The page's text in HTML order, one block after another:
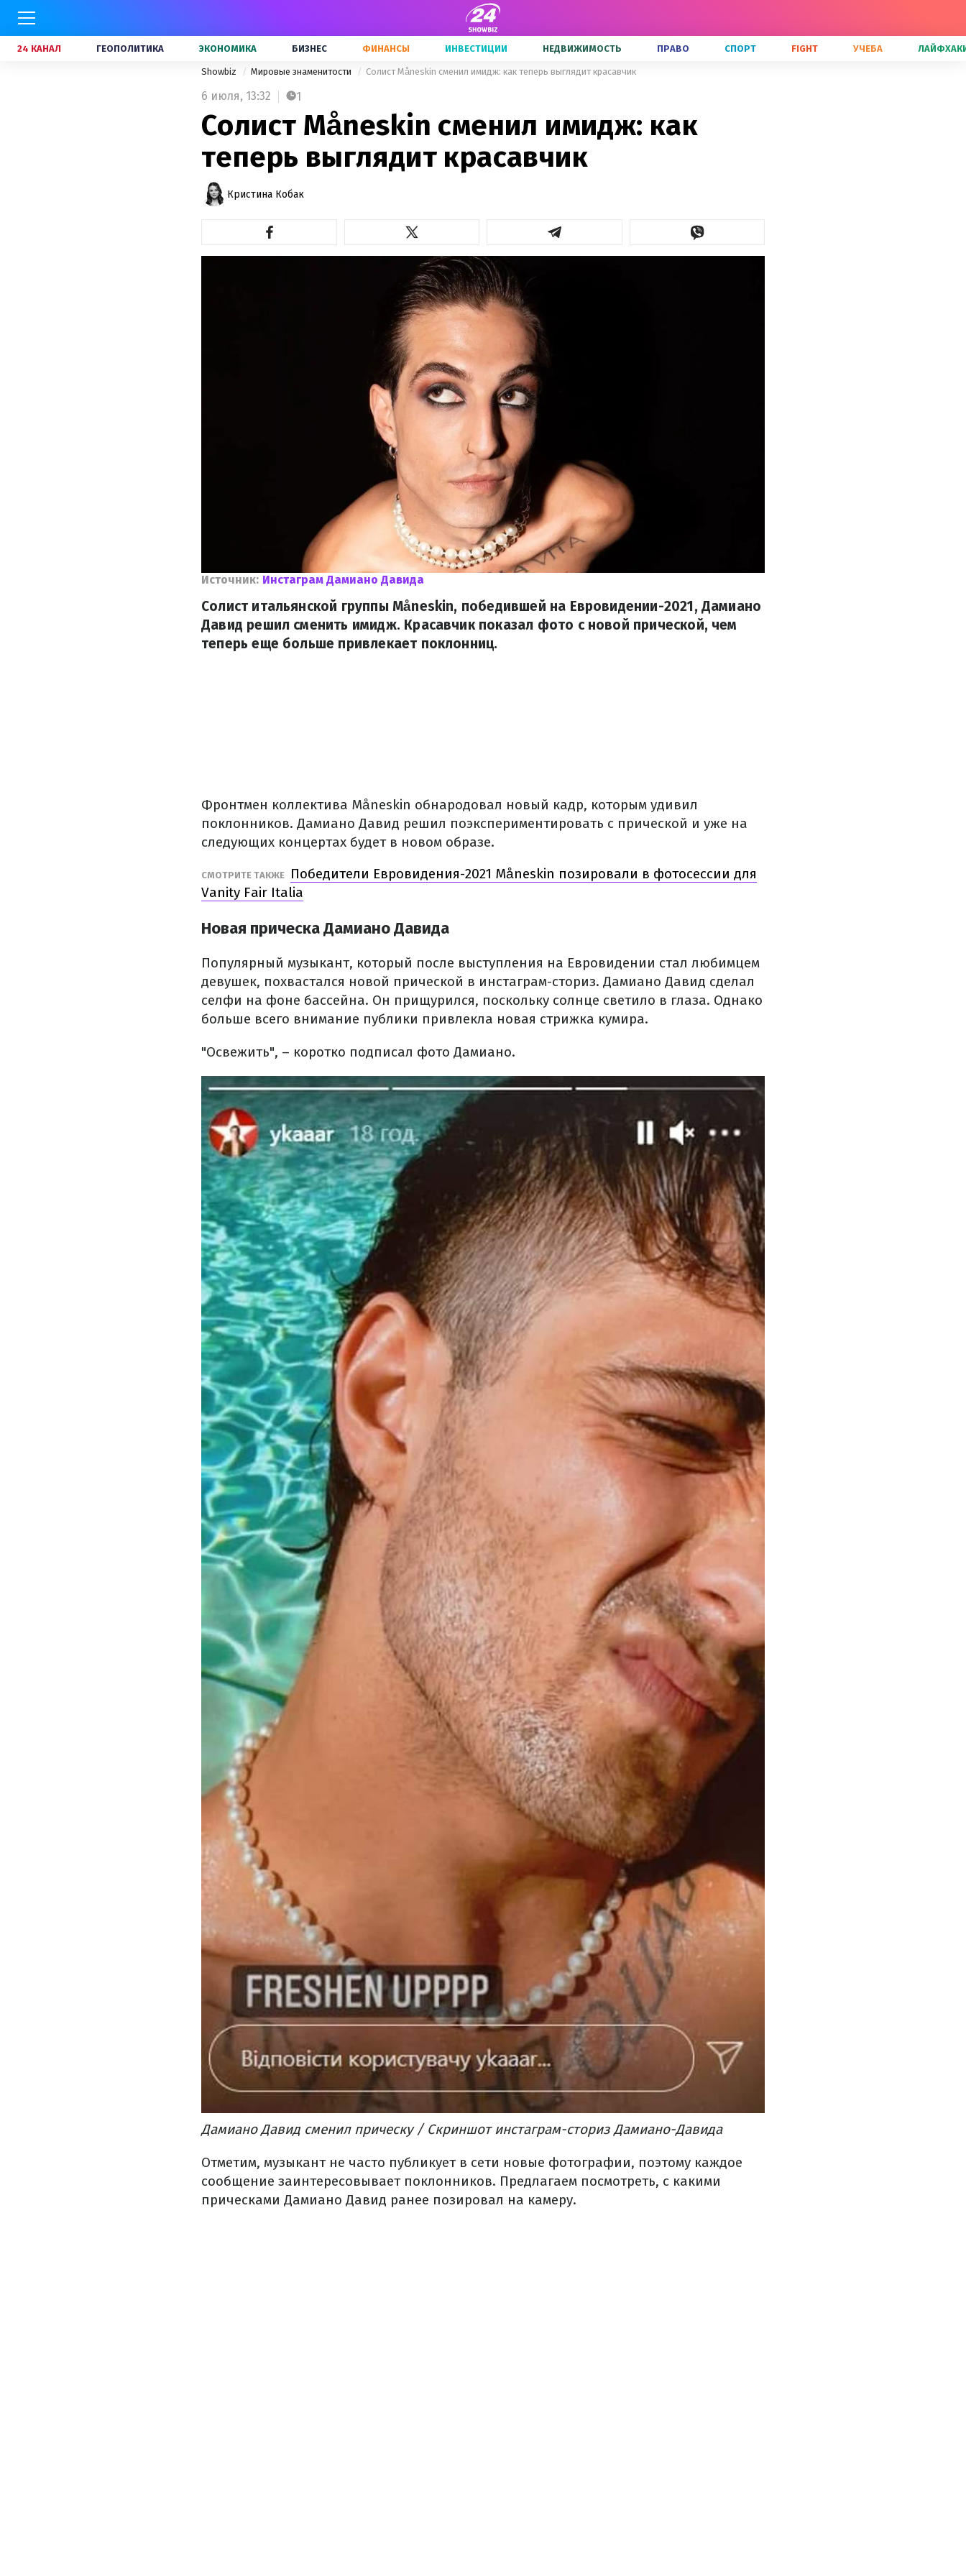
24 КАНАЛ ГЕОПОЛИТИКА ЭКОНОМИКА БИЗНЕС ФИНАНСЫ ИНВЕСТИЦИИ НЕДВИЖИМОСТЬ ПРАВО СПОРТ FIGHT УЧЕБА
Showbiz Мировые знаменитости Солист Måneskin сменил имидж: как теперь выглядит красавчик
6 июля, 13:32 1
Солист Måneskin сменил имидж: как
теперь выглядит красавчик
Кристина Кобак
Источник: Инстаграм Дамиано Давида
Солист итальянской группы Måneskin, победившей на Евровидении-2021, Дамиано
Давид решил сменить имидж. Красавчик показал фото с новой прической, чем
теперь еще больше привлекает поклонниц.
Фронтмен коллектива Måneskin обнародовал новый кадр, которым удивил
поклонников. Дамиано Давид решил поэкспериментировать с прической и уже на
следующих концертах будет в новом образе.
СМОТРИТЕ ТАКЖЕ
Победители Евровидения-2021 Måneskin позировали в фотосессии для
Vanity Fair Italia
Новая прическа Дамиано Давида
Популярный музыкант, который после выступления на Евровидении стал любимцем
девушек, похвастался новой прической в инстаграм-сториз. Дамиано Давид сделал
селфи на фоне бассейна. Он прищурился, поскольку солнце светило в глаза. Однако
больше всего внимание публики привлекла новая стрижка кумира.
"Освежить", – коротко подписал фото Дамиано.
Дамиано Давид сменил прическу / Скриншот инстаграм-сториз Дамиано-Давида
Отметим, музыкант не часто публикует в сети новые фотографии, поэтому каждое
сообщение заинтересовывает поклонников. Предлагаем посмотреть, с какими
прическами Дамиано Давид ранее позировал на камеру.